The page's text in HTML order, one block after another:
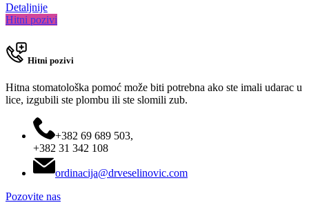
Detaljnije
Hitni pozivi
Hitni pozivi
Hitna stomatološka pomoć može biti potrebna ako ste imali udarac u
lice, izgubili ste plombu ili ste slomili zub.
+382 69 689 503,
+382 31 342 108
ordinacija@drveselinovic.com
Pozovite nas